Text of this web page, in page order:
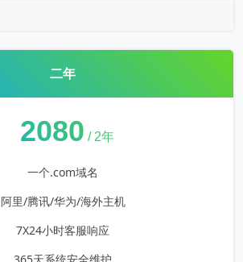
二年
2080 / 2年
一个.com域名
阿里/腾讯/华为/海外主机
7X24小时客服响应